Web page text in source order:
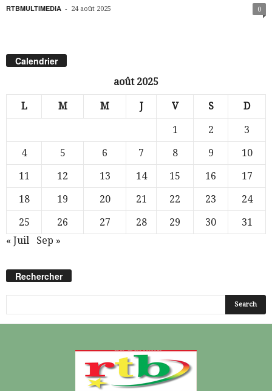
RTBMULTIMEDIA - 24 août 2025 0
Calendrier
août 2025
L M M J V S D
1 2
3
4
5 6 7 8 9
10
11
12 13 14 15 16
17
18
19 20 21 22 23
24
25
26 27 28 29 30
31
« Juil
Sep »
Rechercher